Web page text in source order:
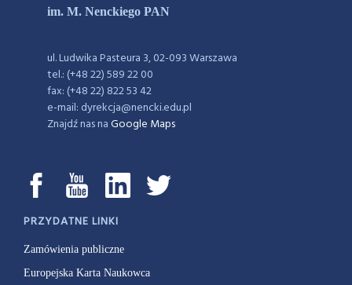
im. M. Nenckiego PAN
ul. Ludwika Pasteura 3, 02-093 Warszawa
tel.: (+48 22) 589 22 00
fax: (+48 22) 822 53 42
e-mail: dyrekcja@nencki.edu.pl
Znajdź nas naGoogle Maps
PRZYDATNE LINKI
Zamówienia publiczne
Europejska Karta Naukowca